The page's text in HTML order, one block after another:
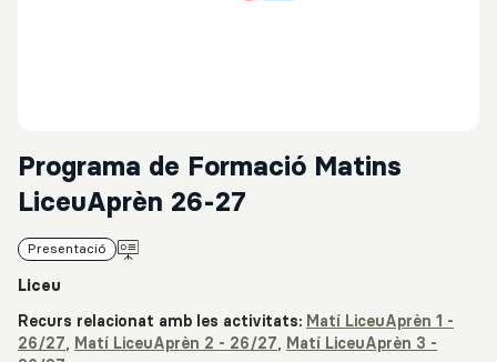
Programa de Formació Matins
LiceuAprèn 26-27
Presentació
Liceu
Recurs relacionat amb les activitats: Matí LiceuAprèn 1 -
26/27, Matí LiceuAprèn 2 - 26/27, Matí LiceuAprèn 3 -